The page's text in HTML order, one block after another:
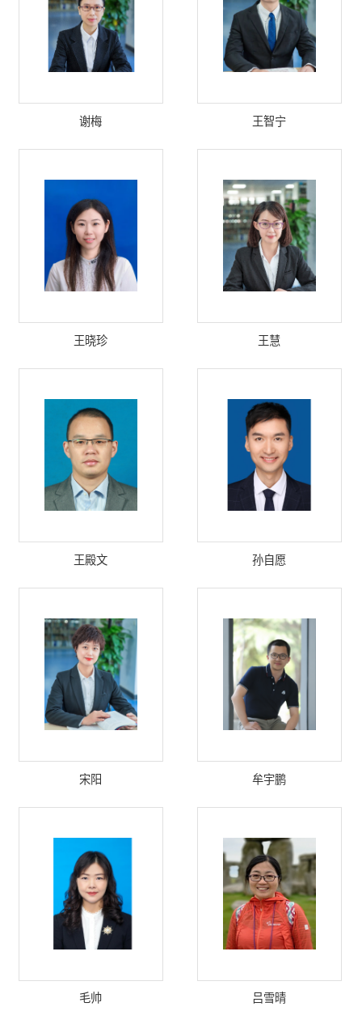
谢梅 王智宁
王晓珍 王慧
王殿文 孙自愿
宋阳 牟宇鹏
毛帅 吕雪晴